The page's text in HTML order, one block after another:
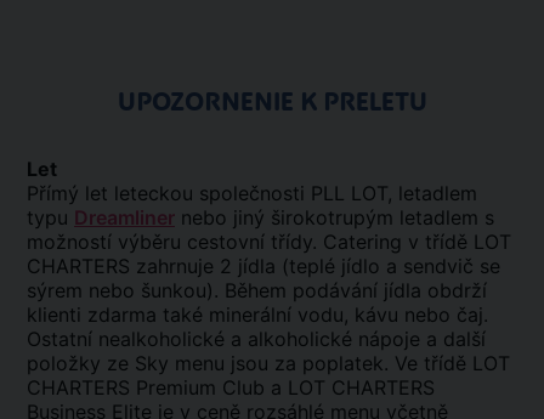
UPOZORNENIE K PRELETU
Let
Přímý let leteckou společnosti PLL LOT, letadlem
typu Dreamliner nebo jiný širokotrupým letadlem s
možností výběru cestovní třídy. Catering v třídě LOT
CHARTERS zahrnuje 2 jídla (teplé jídlo a sendvič se
sýrem nebo šunkou). Během podávání jídla obdrží
klienti zdarma také minerální vodu, kávu nebo čaj.
Ostatní nealkoholické a alkoholické nápoje a další
položky ze Sky menu jsou za poplatek. Ve třídě LOT
CHARTERS Premium Club a LOT CHARTERS
Business Elite je v ceně rozsáhlé menu včetně